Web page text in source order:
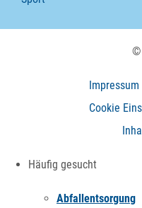
©
Impressum
Cookie
Häufig gesucht
Abfallentsorgung